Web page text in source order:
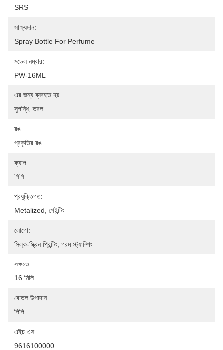
SRS
সাক্ষ্যদান:
Spray Bottle For Perfume
মডেল নম্বার:
PW-16ML
এর জন্য ব্যবহৃত হয়:
সুগন্ধি, তরল
রঙ:
প্রকৃতির রঙ
ক্যাপ:
পিপি
প্রযুক্তিগত:
Metalized, পেইন্টিং
লোগো:
সিল্ক-স্ক্রিন প্রিন্টিং, গরম স্ট্যাম্পিং
সক্ষমতা:
16 মিলি
বোতল উপাদান:
পিপি
এইচ.এস:
9616100000